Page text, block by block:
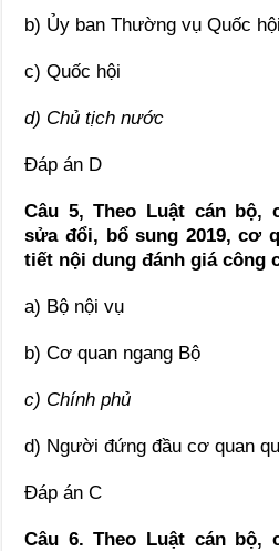
b) Ủy ban Thường vụ Quốc hội
c) Quốc hội
d) Chủ tịch nước
Đáp án D
Câu 5, Theo Luật cán bộ,
sửa đổi, bổ sung 2019, cơ
tiết nội dung đánh giá công
a) Bộ nội vụ
b) Cơ quan ngang Bộ
c) Chính phủ
d) Người đứng đầu cơ quan
Đáp án C
Câu 6. Theo Luật cán bộ,